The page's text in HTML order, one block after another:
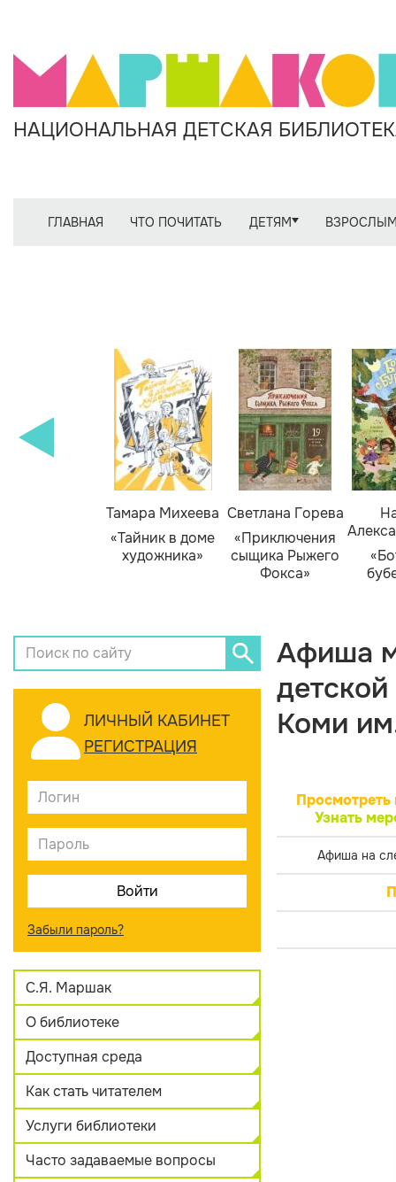
НАЦИОНАЛЬНАЯ ДЕТСКАЯ
ГЛАВНАЯ ЧТО ПОЧИТАТЬ ДЕТЯМ
Тамара Михеева
«Тайник в доме
художника»
Светлана Горева
«Приключения
сыщика Рыжего
Фокса»
ЛИЧНЫЙ КАБИНЕТ
РЕГИСТРАЦИЯ
Забыли пароль?
С.Я. Маршак
О библиотеке
Доступная среда
Как стать читателем
Услуги библиотеки
Часто задаваемые вопросы
Афиша
Коми
Просмотреть
Узнать
Афиша на